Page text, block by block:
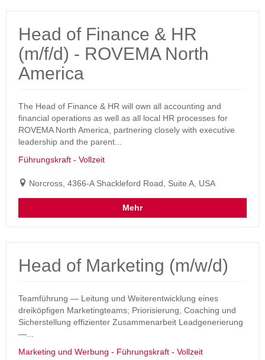
Head of Finance & HR
(m/f/d) - ROVEMA North
America
The Head of Finance & HR will own all accounting and
financial operations as well as all local HR processes for
ROVEMA North America, partnering closely with executive
leadership and the parent...
Führungskraft - Vollzeit
Norcross, 4366-A Shackleford Road, Suite A, USA
Mehr
Head of Marketing (m/w/d)
Teamführung — Leitung und Weiterentwicklung eines
dreiköpfigen Marketingteams; Priorisierung, Coaching und
Sicherstellung effizienter Zusammenarbeit Leadgenerierung
—...
Marketing und Werbung - Führungskraft - Vollzeit